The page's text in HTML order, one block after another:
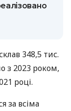
348,5 тис.
з 2023 роком,
році.
за всіма